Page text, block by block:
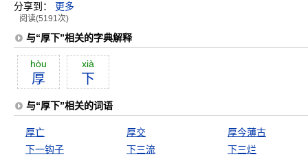
分享到： 更多
阅读(5191次)
与“厚下”相关的字典解释
hòu
厚
xià
下
与“厚下”相关的词语
厚亡 厚交
厚今薄古
下一钩子
下三流 下三烂